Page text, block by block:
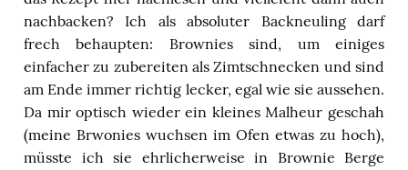
nachbacken? Ich als absoluter Backneuling darf
frech behaupten: Brownies sind, um einiges
einfacher zu zubereiten als Zimtschnecken und sind
am Ende immer richtig lecker, egal wie sie aussehen.
Da mir optisch wieder ein kleines Malheur geschah
(meine Brwonies wuchsen im Ofen etwas zu hoch),
müsste ich sie ehrlicherweise in Brownie Berge